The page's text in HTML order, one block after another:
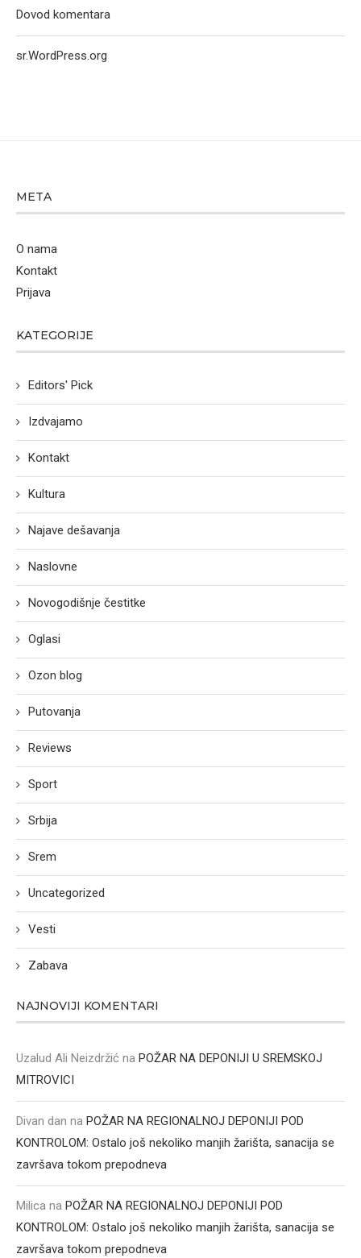
Dovod komentara
sr.WordPress.org
META
O nama
Kontakt
Prijava
KATEGORIJE
Editors' Pick
Izdvajamo
Kontakt
Kultura
Najave dešavanja
Naslovne
Novogodišnje čestitke
Oglasi
Ozon blog
Putovanja
Reviews
Sport
Srbija
Srem
Uncategorized
Vesti
Zabava
NAJNOVIJI KOMENTARI
Uzalud Ali Neizdržić na POŽAR NA DEPONIJI U SREMSKOJ
MITROVICI
Divan dan na POŽAR NA REGIONALNOJ DEPONIJI POD
KONTROLOM: Ostalo još nekoliko manjih žarišta, sanacija se
završava tokom prepodneva
Milica na POŽAR NA REGIONALNOJ DEPONIJI POD
KONTROLOM: Ostalo još nekoliko manjih žarišta, sanacija se
završava tokom prepodneva